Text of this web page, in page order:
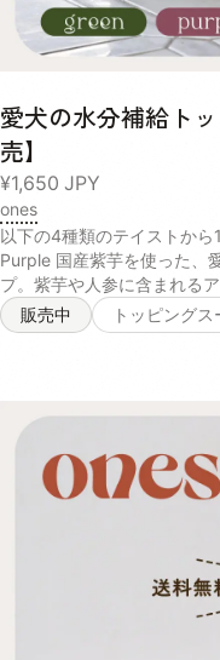
愛犬の水分補給ト
売】
¥1,650 JPY
ones
以下の4種類のテイストから
Purple 国産紫芋を使った、
プ。紫芋や人参に含まれる
健康を維持します。 【ヤギ
サキ芋パウダー、ポークパ
の腎臓や尿路の健康を保ち
ちゃパウダー、小豆パウダ
濃縮果汁、マルトデキスト
旨味たっぷり！北海道産昆
パイヤ酵素や乳酸菌、食物
を整えます。 【チーズパウ
パイヤ末、マイタケ子実体
の散歩をサポートするカル
ープ。コラーゲンペプチド
康維持や、愛犬の元気をサ
マッシュポテトパウダー、
販売中 トッピングス